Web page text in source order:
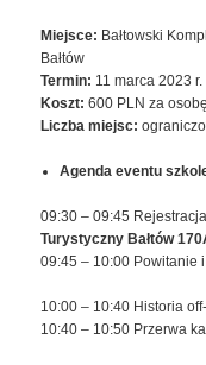
Miejsce: Bałtowski
Bałtów
Termin: 11 marca 2023 r.
Koszt:600 PLN za
Liczba miejsc:
Agenda eventu
09:30 – 09:45
Turystyczny Bałtów
09:45 – 10:00 Powitanie
10:00 – 10:40 Historia
10:40 – 10:50 Przerwa